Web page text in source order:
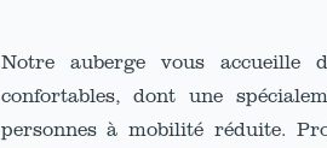
Notre auberge vous accueille
confortables, dont une
personnes à mobilité réduite.